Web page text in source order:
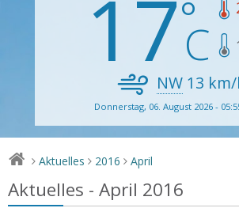
17
NW13
Donnerstag, 06. August 2026 -
> Aktuelles > 2016 > April
Aktuelles - April 2016